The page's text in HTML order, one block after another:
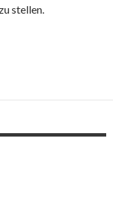
stellen.
in Linau